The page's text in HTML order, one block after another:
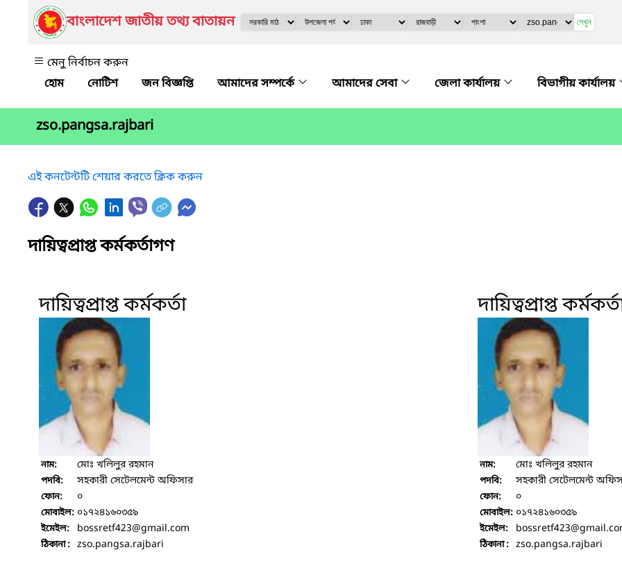
বাংলাদেশ জাতীয় তথ্য বাতায়ন দেখুন
মেনু নির্বাচন করুন
নোটিশ
জন বিজ্ঞপ্তি আমাদের সম্পর্কে আমাদের সেবা জেলা কার্যালয় বিভাগীয় কার্যালয়
zso.pangsa.rajbari
এই কনটেন্টটি শেয়ার করতে ক্লিক করুন
দায়িত্বপ্রাপ্ত কর্মকর্তাগণ
দায়িত্বপ্রাপ্ত কর্মকর্তা
নাম: মোঃ খলিলুর রহমান
পদবি: সহকারী সেটেলমেন্ট অফিসার
ফোন: ০
মোবাইল: ০১৭২৪১৬০৩৫৯
ইমেইল: bossretf423@gmail.com
ঠিকানা : zso.pangsa.rajbari
দায়িত্বপ্রাপ্ত
নাম: মোঃ খলিলুর রহমান
পদবি: সহকারী সেটেলমেন্ট
ফোন: ০
মোবাইল: ০১৭২৪১৬০৩৫৯
ইমেইল: bossretf423
ঠিকানা : zso.pangsa.rajbari